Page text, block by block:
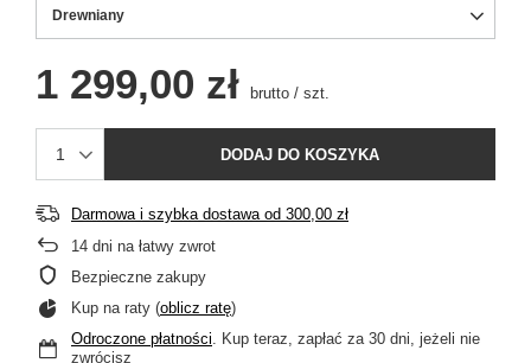
Drewniany
1 299,00 zł brutto / szt.
DODAJ DO KOSZYKA
Darmowa i szybka dostawaod 300,00 zł
14 dni na łatwy zwrot
Bezpieczne zakupy
Kup na raty (oblicz ratę)
Odroczone płatności. Kup teraz, zapłać za 30 dni, jeżeli nie
zwrócisz